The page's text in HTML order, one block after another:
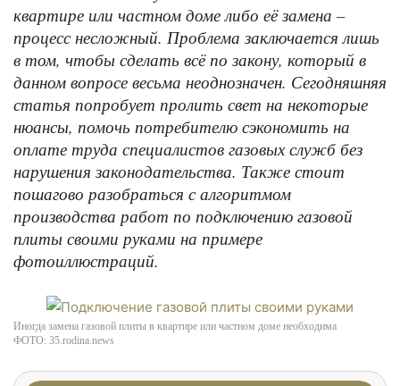
квартире или частном доме либо её замена –
процесс несложный. Проблема заключается лишь
в том, чтобы сделать всё по закону, который в
данном вопросе весьма неоднозначен. Сегодняшняя
статья попробует пролить свет на некоторые
нюансы, помочь потребителю сэкономить на
оплате труда специалистов газовых служб без
нарушения законодательства. Также стоит
пошагово разобраться с алгоритмом
производства работ по подключению газовой
плиты своими руками на примере
фотоиллюстраций.
Иногда замена газовой плиты в квартире или частном доме необходима
ФОТО: 35.rodina.news